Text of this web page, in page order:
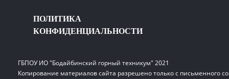
ПОЛИТИКА
КОНФИДЕНЦИАЛЬНОСТИ
ГБПОУ ИО "Бодайбинский горный техникум" 2021
Копирование материалов сайта разрешено только с письменного